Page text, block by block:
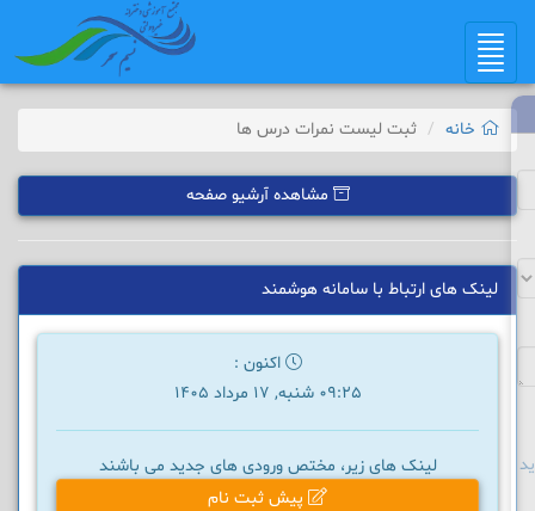
Toggle
navigation
خانه ثبت لیست نمرات درس ها
مشاهده آرشیو صفحه
لینک های ارتباط با سامانه هوشمند
اکنون :
09:25 شنبه, 17 مرداد 1405
لینک های زیر، مختص ورودی های جدید می باشند
پیش ثبت نام